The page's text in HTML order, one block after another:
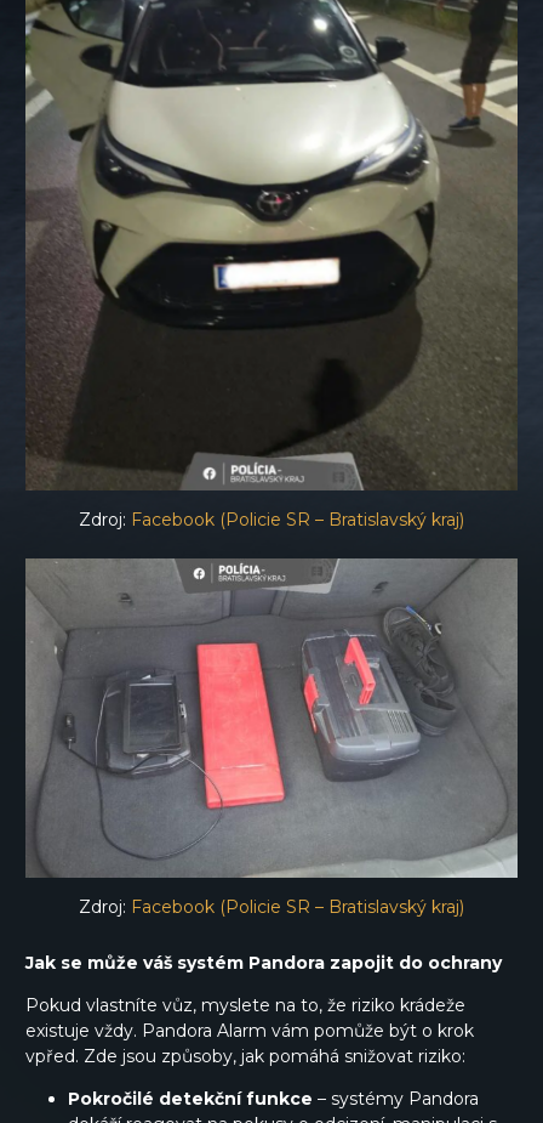
Zdroj: Facebook (Policie SR – Bratislavský kraj)
Zdroj: Facebook (Policie SR – Bratislavský kraj)
Jak se může váš systém Pandora zapojit do ochrany
Pokud vlastníte vůz, myslete na to, že riziko krádeže
existuje vždy. Pandora Alarm vám pomůže být o krok
vpřed. Zde jsou způsoby, jak pomáhá snižovat riziko:
Pokročilé detekční funkce – systémy Pandora